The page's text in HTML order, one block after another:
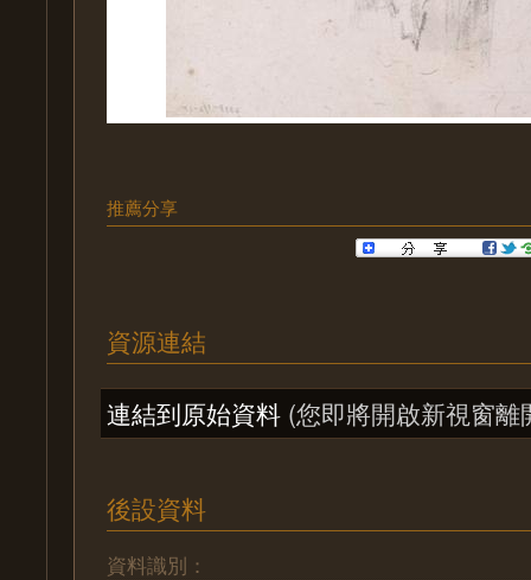
推薦分享
資源連結
連結到原始資料 (您即將開啟新視窗離
後設資料
資料識別：